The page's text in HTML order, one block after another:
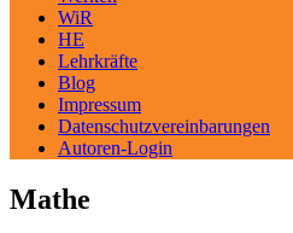
WiR
HE
Lehrkräfte
Blog
Impressum
Datenschutzvereinbarungen
Autoren-Login
Mathe